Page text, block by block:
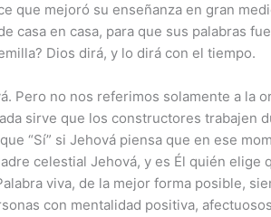
que mejoró su enseñanza en gran
casa en casa, para que sus palabras
Dios dirá, y lo dirá con el tiempo.
Pero no nos referimos solamente a la
sirve que los constructores trabajen
“Sí” si Jehová piensa que en ese
celestial Jehová, y es Él quién elige
viva, de la mejor forma posible,
con mentalidad positiva,